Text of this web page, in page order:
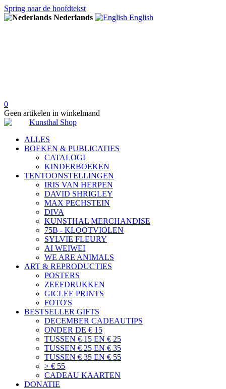
Spring naar de hoofdtekst
Nederlands
English
0
Geen artikelen in winkelmand
ALLES
BOEKEN & PUBLICATIES
CATALOGI
KINDERBOEKEN
TENTOONSTELLINGEN
IRIS VAN HERPEN
DAVID SHRIGLEY
MAX PECHSTEIN
DIVA
KUNSTHAL MERCHANDISE
75B - KLOOTVIOLEN
SYLVIE FLEURY
AI WEIWEI
WE ARE ANIMALS
ART & REPRODUCTIES
POSTERS
ZEEFDRUKKEN
GICLEE PRINTS
FOTO'S
BESTSELLER GIFTS
DECEMBER CADEAUTIPS
ONDER DE € 15
TUSSEN € 15 EN € 25
TUSSEN € 25 EN € 35
TUSSEN € 35 EN € 55
> € 55
CADEAU KAARTEN
DONATIE